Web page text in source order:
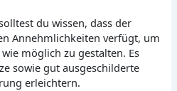
du wissen, dass der
Annehmlichkeiten verfügt, um
möglich zu gestalten. Es
sowie gut ausgeschilderte
erleichtern.